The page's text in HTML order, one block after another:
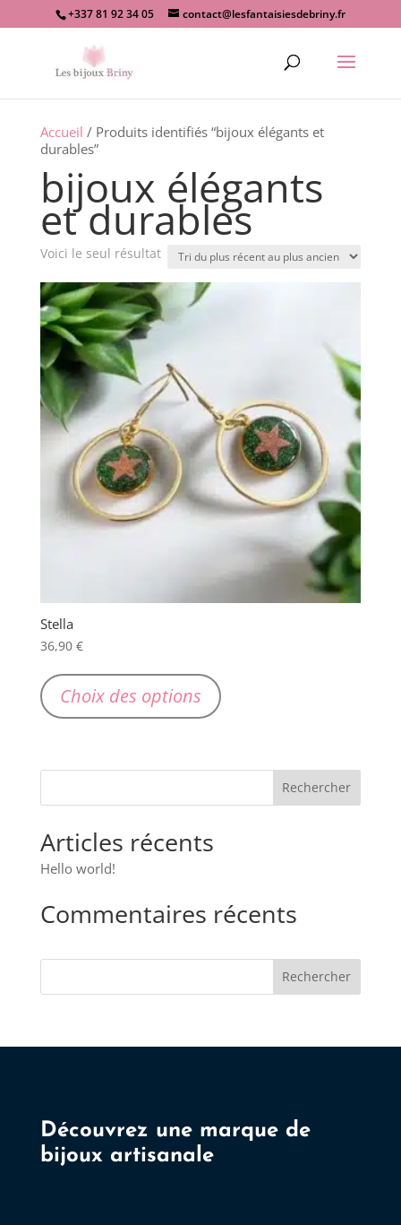
+337 81 92 34 05 contact@lesfantaisiesdebriny.fr
Accueil / Produits identifiés “bijoux élégants et
durables”
bijoux élégants
et durables
Voici le seul résultat
Stella
36,90 €
Choix des options
produit
options
la
du
Articles récents
Hello world!
Commentaires récents
Rechercher
Découvrez une marque de
bijoux artisanale